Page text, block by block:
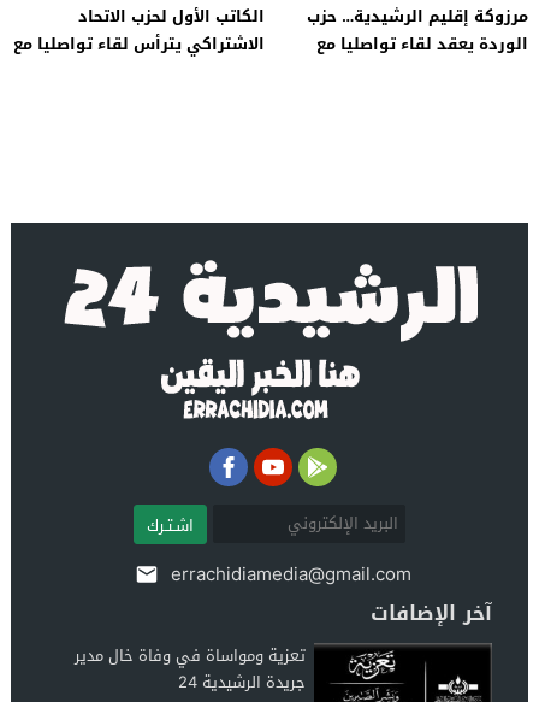
مرزوكة إقليم الرشيدية… حزب
الوردة يعقد لقاء تواصليا مع
الكاتب الأول لحزب الاتحاد
الاشتراكي يترأس لقاء تواصليا مع
اشـتـرك
errachidiamedia@gmail.com
آخر الإضافات
تعزية ومواساة في وفاة خال مدير
جريدة الرشيدية 24